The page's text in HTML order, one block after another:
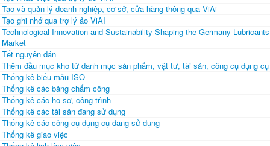
Tạo và quản lý doanh nghiệp, cơ sở, cửa hàng thông qua ViAi
Tạo ghi nhớ qua trợ lý ảo ViAI
Technological Innovation and Sustainability Shaping the Germany Lubricants
Market
Tết nguyên đán
Thêm đầu mục kho từ danh mục sản phẩm, vật tư, tài sản, công cụ dụng cụ
Thống kê biểu mẫu ISO
Thống kê các bảng chấm công
Thống kê các hồ sơ, công trình
Thống kê các tài sản đang sử dụng
Thống kê các công cụ dụng cụ đang sử dụng
Thống kê giao việc